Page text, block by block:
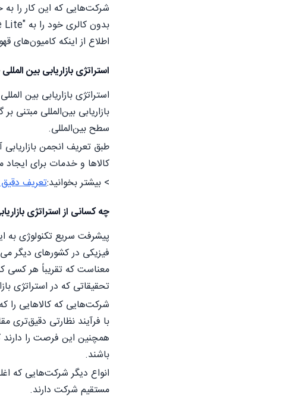
شرکت‌هایی که این کار را به
بدون کالری خود را به "Coke Lite" برای آن کشورها تغییر داد.یو پی اس (
اطلاع از اینکه کامیون‌های
استراتژی بازاریابی بین
استراتژی بازاریابی بین
بازاریابی بین‌المللی
سطح بین‌المللی.
طبق تعریف انجمن بازاریابی
کالاها و خدمات برای
> بیشتر بخوانید:تعریف
چه کسانی از استراتژی
پیشرفت سریع تکنولوژی به
فیزیکی در کشورهای دیگر می
معناست که تقریباً هر کسی
تحقیقاتی که در استراتژی
شرکت‌هایی که کالاهایی را
با فرآیند نظارتی دقیق‌تری
همچنین این فرصت را
باشند.
انواع دیگر شرکت‌هایی که
مستقیم شرکت دارند.